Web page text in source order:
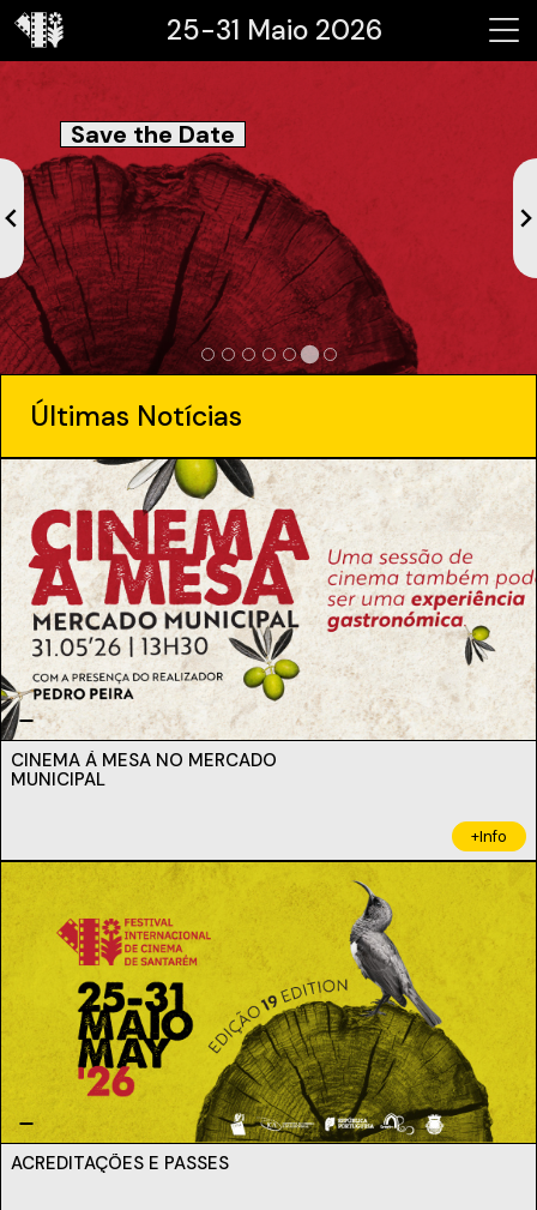
25-31 Maio 2026
Save the Date
Últimas Notícias
CINEMA À MESA NO MERCADO
MUNICIPAL
+Info
ACREDITAÇÕES E PASSES